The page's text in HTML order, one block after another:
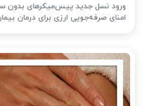
ورود نسل جدید پیس‌میکرهای بدون
امنای صرفه‌جویی ارزی برای درمان